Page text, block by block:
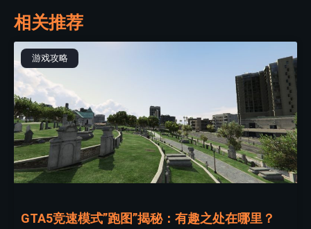
相关推荐
游戏攻略
GTA5竞速模式”跑图”揭秘：有趣之处在哪里？